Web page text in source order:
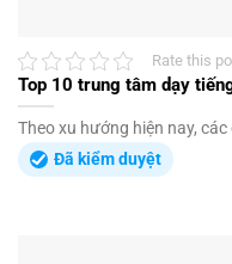
Rate this
Top 10 trung tâm dạy
Theo xu hướng hiện nay,
Đã kiểm duyệt